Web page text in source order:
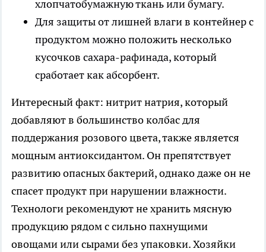
хлопчатобумажную ткань или бумагу.
Для защиты от лишней влаги в контейнер с
продуктом можно положить несколько
кусочков сахара-рафинада, который
сработает как абсорбент.
Интересный факт: нитрит натрия, который
добавляют в большинство колбас для
поддержания розового цвета, также является
мощным антиоксидантом. Он препятствует
развитию опасных бактерий, однако даже он не
спасет продукт при нарушении влажности.
Технологи рекомендуют не хранить мясную
продукцию рядом с сильно пахнущими
овощами или сырами без упаковки. Хозяйки